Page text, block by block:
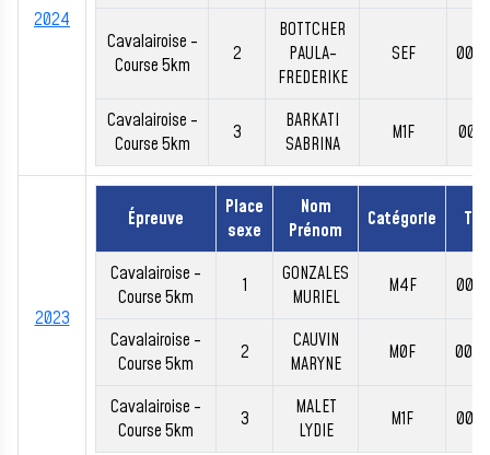
2024
Cavalairoise -
Course 5km
2
BOTTCHER
PAULA-
FREDERIKE
SEF
Cavalairoise -
Course 5km
3
BARKATI
SABRINA
M1F
2023
Épreuve
Place
sexe
Nom
Prénom
Catégorie
Cavalairoise -
Course 5km
1
GONZALES
MURIEL
M4F
Cavalairoise -
Course 5km
2
CAUVIN
MARYNE
M0F
Cavalairoise -
Course 5km
3
MALET
LYDIE
M1F